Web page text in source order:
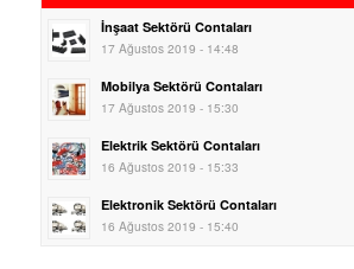
İnşaat Sektörü Contaları
17 Ağustos 2019 - 14:48
Mobilya Sektörü Contaları
17 Ağustos 2019 - 15:30
Elektrik Sektörü Contaları
16 Ağustos 2019 - 15:33
Elektronik Sektörü Contaları
16 Ağustos 2019 - 15:40